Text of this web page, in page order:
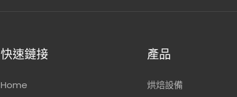
快速鏈接
Home
產品
烘焙設備